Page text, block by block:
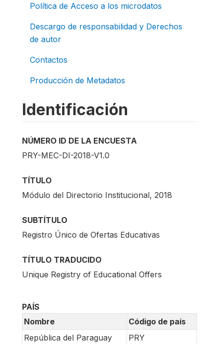
Política de Acceso a los microdatos
Descargo de responsabilidad y Derechos
de autor
Contactos
Producción de Metadatos
Identificación
NÚMERO ID DE LA ENCUESTA
PRY-MEC-DI-2018-V1.0
TÍTULO
Módulo del Directorio Institucional, 2018
SUBTÍTULO
Registro Único de Ofertas Educativas
TÍTULO TRADUCIDO
Unique Registry of Educational Offers
PAÍS
Nombre
Código de país
República del Paraguay
PRY